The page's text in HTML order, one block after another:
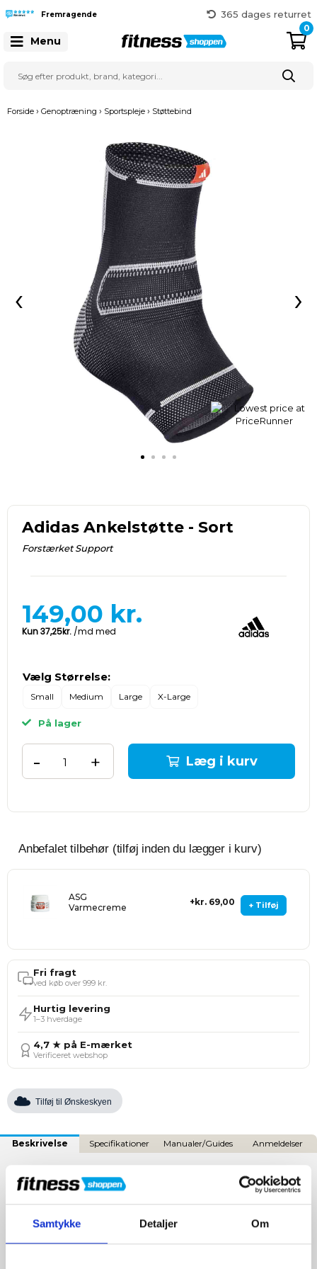
Samtykke Detaljer Om
Gratis fragt over 999 kr.
41 128 128
Fremragende
Menu
0
Forside › Genoptræning › Sportspleje › Støttebind
‹ ›
Adidas Ankelstøtte - Sort
Forstærket Support
149,00 kr.
Vælg Størrelse:
Small Medium Large X-Large
På lager
+
- Læg i kurv
Anbefalet tilbehør (tilføj inden du lægger i kurv)
+ Tilføj
ASG
Varmecreme
kr. 69,00
Fri fragt
ved køb over 999 kr.
Hurtig levering
1–3 hverdage
4,7 ★ på E-mærket
Verificeret webshop
Tilføj til Ønskeskyen
Beskrivelse Specifikationer Manualer/Guides Anmeldelser
Adidas Ankelstøtte - Sort
Adidas ankelstøtte er designet til at give maksimal støtte og
komfort under selv de mest krævende træningssessioner.
Dette ergonomisk designede produkt tilbyder struktureret
forstærkning, der stabiliserer anklen uden at begrænse